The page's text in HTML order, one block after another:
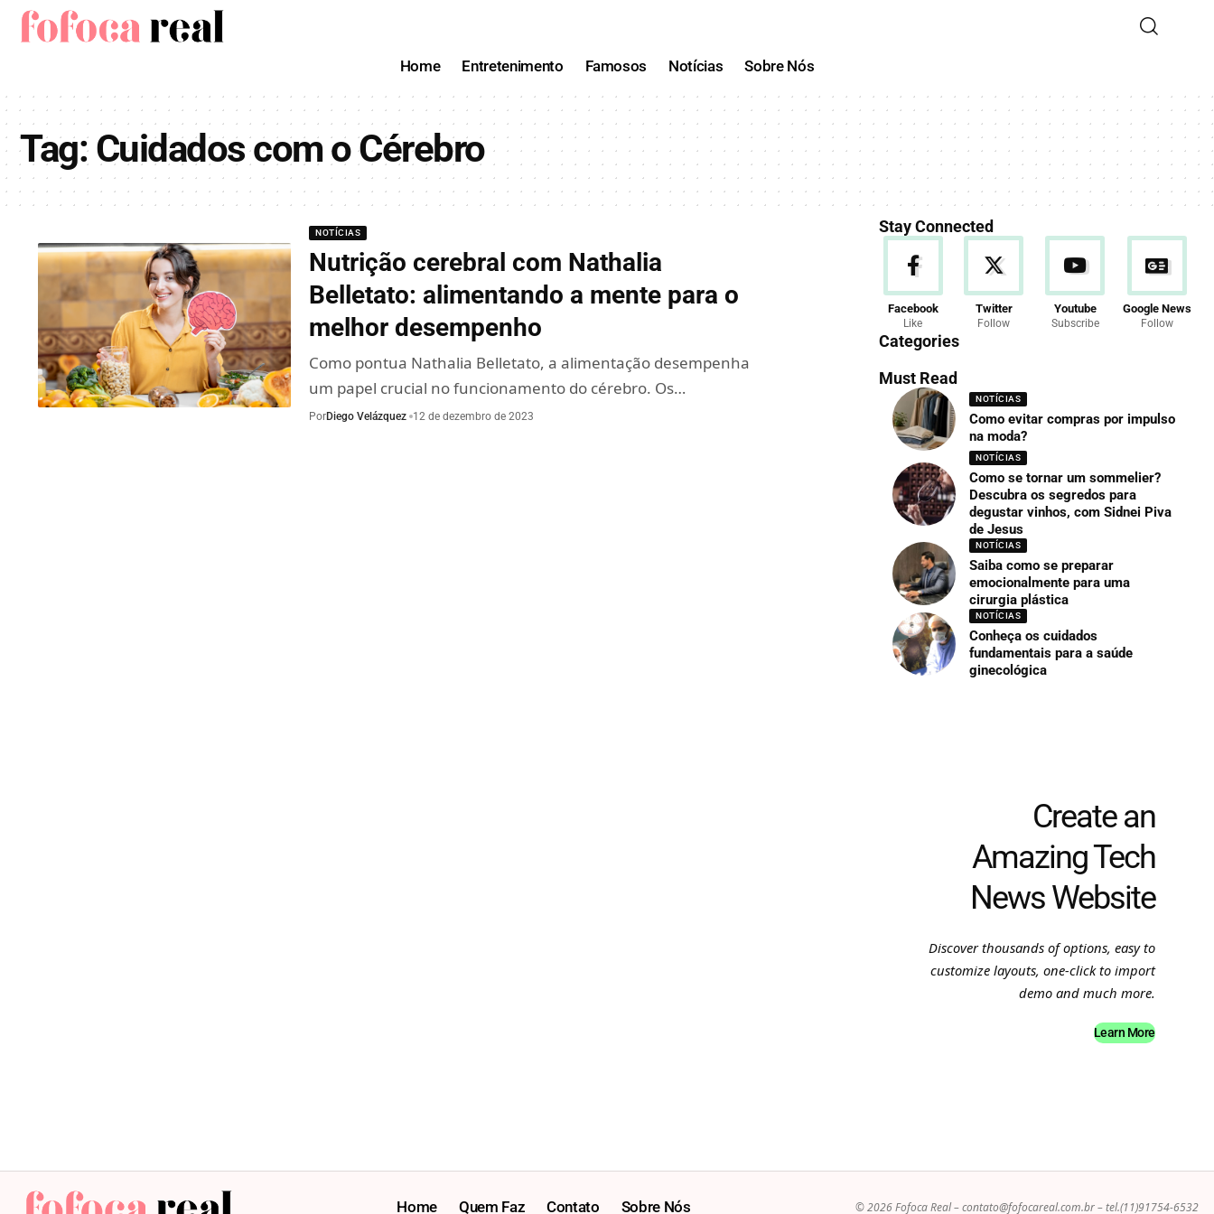
Home Entretenimento Famosos Notícias Sobre Nós
Tag:Cuidados com o Cérebro
NOTÍCIAS
Nutrição cerebral com Nathalia
Belletato: alimentando a mente para o
melhor desempenho
Como pontua Nathalia Belletato, a alimentação desempenha
um papel crucial no funcionamento do cérebro. Os…
PorDiego Velázquez 12 de dezembro de 2023
Stay Connected
Facebook
Like
Twitter
Follow
Youtube
Subscribe
Google News
Follow
Categories
Must Read
NOTÍCIAS
Como evitar compras por impulso
na moda?
NOTÍCIAS
Como se tornar um sommelier?
Descubra os segredos para
degustar vinhos, com Sidnei Piva
de Jesus
NOTÍCIAS
Saiba como se preparar
emocionalmente para uma
cirurgia plástica
NOTÍCIAS
Conheça os cuidados
fundamentais para a saúde
ginecológica
Create an
Amazing Tech
News Website
Discover thousands of options, easy to
customize layouts, one-click to import
demo and much more.
Learn More
Home Quem Faz Contato Sobre Nós © 2026 Fofoca Real –contato@fofocareal.com.br– tel.(11)91754-6532